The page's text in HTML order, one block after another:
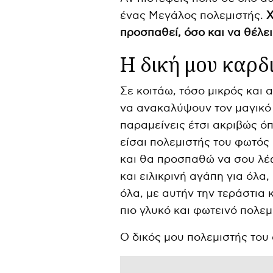
ένας Μεγάλος πολεμιστής.
προσπαθεί, όσο και να
Η δική μου
Σε κοιτάω, τόσο μικρός και
να ανακαλύψουν τον
παραμείνεις έτσι ακριβώς
είσαι πολεμιστής του
και θα προσπαθώ να σου
και ειλικρινή αγάπη για
όλα, με αυτήν την τεράστια
πιο γλυκό και φωτεινό
Ο δικός μου πολεμιστής του